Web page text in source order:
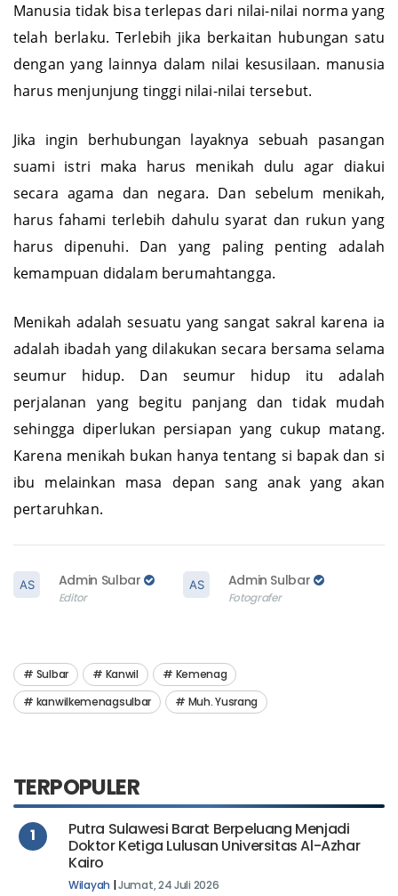
Manusia tidak bisa terlepas dari nilai-nilai norma yang
telah berlaku. Terlebih jika berkaitan hubungan satu
dengan yang lainnya dalam nilai kesusilaan. manusia
harus menjunjung tinggi nilai-nilai tersebut.
Jika ingin berhubungan layaknya sebuah pasangan
suami istri maka harus menikah dulu agar diakui
secara agama dan negara. Dan sebelum menikah,
harus fahami terlebih dahulu syarat dan rukun yang
harus dipenuhi. Dan yang paling penting adalah
kemampuan didalam berumahtangga.
Menikah adalah sesuatu yang sangat sakral karena ia
adalah ibadah yang dilakukan secara bersama selama
seumur hidup. Dan seumur hidup itu adalah
perjalanan yang begitu panjang dan tidak mudah
sehingga diperlukan persiapan yang cukup matang.
Karena menikah bukan hanya tentang si bapak dan si
ibu melainkan masa depan sang anak yang akan
pertaruhkan.
Admin Sulbar
Editor
Admin Sulbar
Fotografer
Sulbar Kanwil
Kemenag
kanwilkemenagsulbar
Muh. Yusrang
TERPOPULER
1
Putra Sulawesi Barat Berpeluang Menjadi
Doktor Ketiga Lulusan Universitas Al-Azhar
Kairo
Wilayah |Jumat, 24 Juli 2026